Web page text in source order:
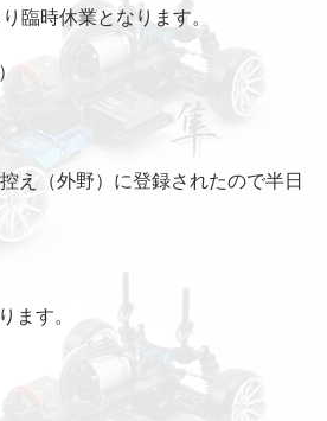
臨時休業となります。
え（外野）に登録されたので半日
ます。